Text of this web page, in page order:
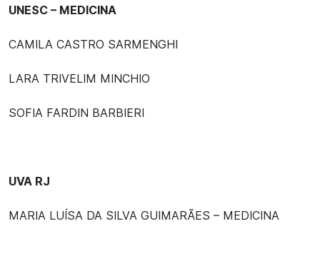
UNESC – MEDICINA
CAMILA CASTRO SARMENGHI
LARA TRIVELIM MINCHIO
SOFIA FARDIN BARBIERI
UVA RJ
MARIA LUÍSA DA SILVA GUIMARÃES – MEDICINA